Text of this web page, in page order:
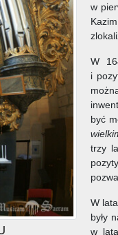
w
W
i
być
trzy
W
były
w